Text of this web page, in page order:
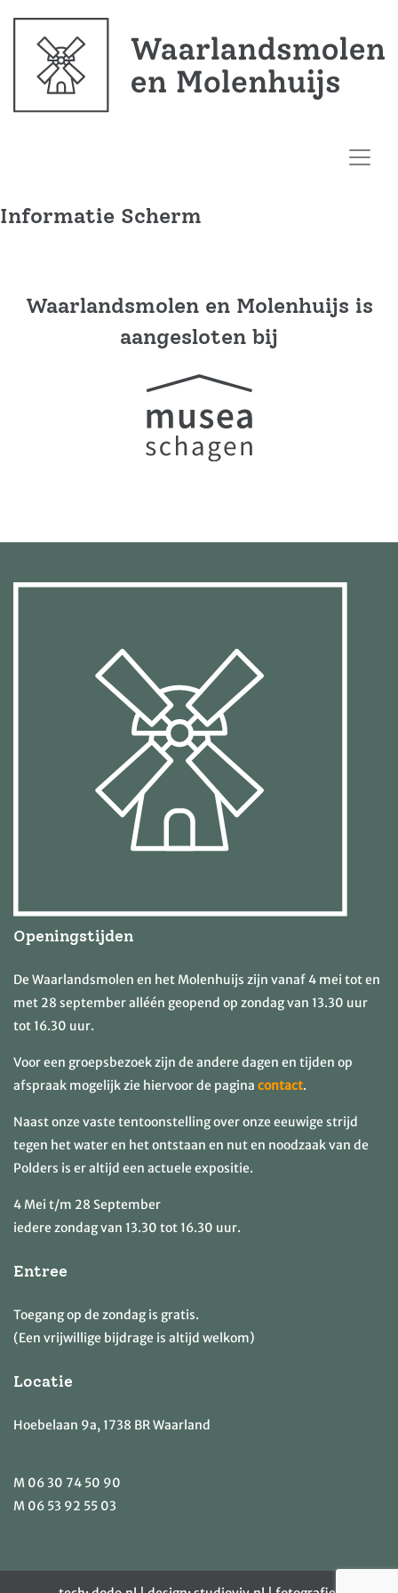
Informatie Scherm
Waarlandsmolen en Molenhuijs is
aangesloten bij
Openingstijden
De Waarlandsmolen en het Molenhuijs zijn vanaf 4 mei tot en
met 28 september alléén geopend op zondag van 13.30 uur
tot 16.30 uur.
Voor een groepsbezoek zijn de andere dagen en tijden op
afspraak mogelijk zie hiervoor de pagina contact.
Naast onze vaste tentoonstelling over onze eeuwige strijd
tegen het water en het ontstaan en nut en noodzaak van de
Polders is er altijd een actuele expositie.
4 Mei t/m 28 September
iedere zondag van 13.30 tot 16.30 uur.
Entree
Toegang op de zondag is gratis.
(Een vrijwillige bijdrage is altijd welkom)
Locatie
Hoebelaan 9a, 1738 BR Waarland
M 06 30 74 50 90
M 06 53 92 55 03